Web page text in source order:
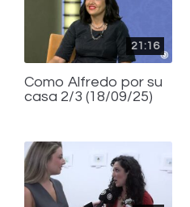
21:16
Como Alfredo por su
casa 2/3 (18/09/25)